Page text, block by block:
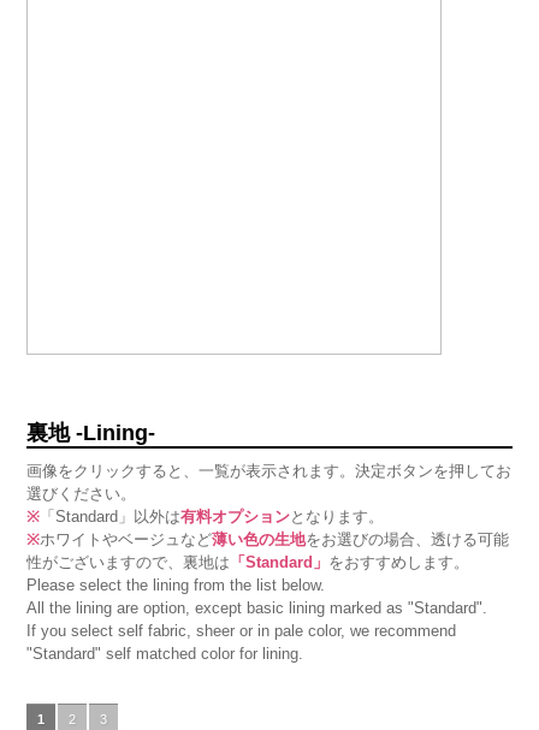
裏地 -Lining-
画像をクリックすると、一覧が表示されます。決定ボタンを押してお
選びください。
※ 「Standard」以外は有料オプションとなります。
※ホワイトやベージュなど薄い色の生地をお選びの場合、透ける可能
性がございますので、裏地は 「Standard」 をおすすめします。
Please select the lining from the list below.
All the lining are option, except basic lining marked as "Standard".
If you select self fabric, sheer or in pale color, we recommend
"Standard" self matched color for lining.
1 2 3